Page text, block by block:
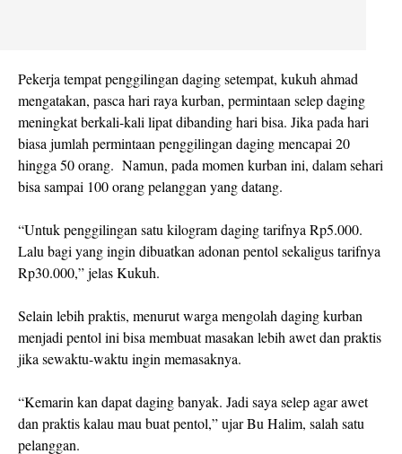
Pekerja tempat penggilingan daging setempat, kukuh ahmad
mengatakan, pasca hari raya kurban, permintaan selep daging
meningkat berkali-kali lipat dibanding hari bisa. Jika pada hari
biasa jumlah permintaan penggilingan daging mencapai 20
hingga 50 orang. Namun, pada momen kurban ini, dalam sehari
bisa sampai 100 orang pelanggan yang datang.
“Untuk penggilingan satu kilogram daging tarifnya Rp5.000.
Lalu bagi yang ingin dibuatkan adonan pentol sekaligus tarifnya
Rp30.000,” jelas Kukuh.
Selain lebih praktis, menurut warga mengolah daging kurban
menjadi pentol ini bisa membuat masakan lebih awet dan praktis
jika sewaktu-waktu ingin memasaknya.
“Kemarin kan dapat daging banyak. Jadi saya selep agar awet
dan praktis kalau mau buat pentol,” ujar Bu Halim, salah satu
pelanggan.